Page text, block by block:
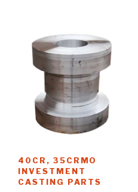
40CR, 35CRMO
INVESTMENT
CASTING PARTS